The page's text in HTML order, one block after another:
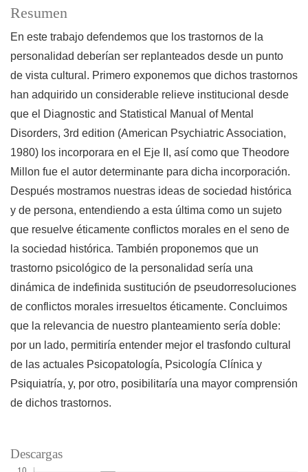
Resumen
En este trabajo defendemos que los trastornos de la
personalidad deberían ser replanteados desde un punto
de vista cultural. Primero exponemos que dichos trastornos
han adquirido un considerable relieve institucional desde
que el Diagnostic and Statistical Manual of Mental
Disorders, 3rd edition (American Psychiatric Association,
1980) los incorporara en el Eje II, así como que Theodore
Millon fue el autor determinante para dicha incorporación.
Después mostramos nuestras ideas de sociedad histórica
y de persona, entendiendo a esta última como un sujeto
que resuelve éticamente conflictos morales en el seno de
la sociedad histórica. También proponemos que un
trastorno psicológico de la personalidad sería una
dinámica de indefinida sustitución de pseudorresoluciones
de conflictos morales irresueltos éticamente. Concluimos
que la relevancia de nuestro planteamiento sería doble:
por un lado, permitiría entender mejor el trasfondo cultural
de las actuales Psicopatología, Psicología Clínica y
Psiquiatría, y, por otro, posibilitaría una mayor comprensión
de dichos trastornos.
Descargas